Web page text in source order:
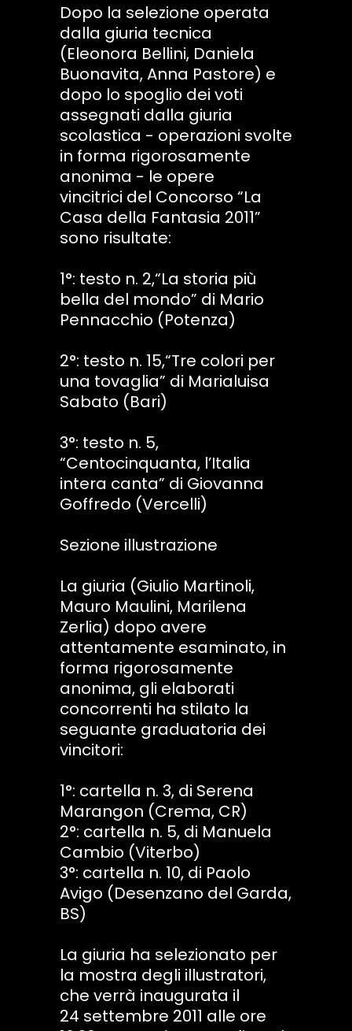
Dopo la selezione operata
dalla giuria tecnica
(Eleonora Bellini, Daniela
Buonavita, Anna Pastore) e
dopo lo spoglio dei voti
assegnati dalla giuria
scolastica - operazioni svolte
in forma rigorosamente
anonima - le opere
vincitrici del Concorso “La
Casa della Fantasia 2011”
sono risultate:
1°: testo n. 2,“La storia più
bella del mondo” di Mario
Pennacchio (Potenza)
2°: testo n. 15,“Tre colori per
una tovaglia” di Marialuisa
Sabato (Bari)
3°: testo n. 5,
“Centocinquanta, l’Italia
intera canta” di Giovanna
Goffredo (Vercelli)
Sezione illustrazione
La giuria (Giulio Martinoli,
Mauro Maulini, Marilena
Zerlia) dopo avere
attentamente esaminato, in
forma rigorosamente
anonima, gli elaborati
concorrenti ha stilato la
seguante graduatoria dei
vincitori:
1°: cartella n. 3, di Serena
Marangon (Crema, CR)
2°: cartella n. 5, di Manuela
Cambio (Viterbo)
3°: cartella n. 10, di Paolo
Avigo (Desenzano del Garda,
BS)
La giuria ha selezionato per
la mostra degli illustratori,
che verrà inaugurata il
24 settembre 2011 alle ore